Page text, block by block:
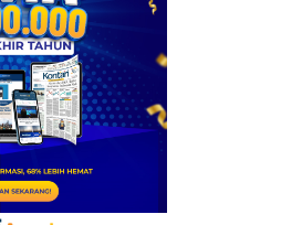
dengan
2033, Ini
Murah
Agustus
hingga